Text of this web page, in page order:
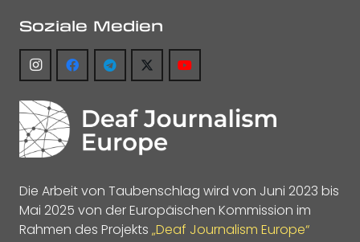
Soziale Medien
Die Arbeit von Taubenschlag wird von Juni 2023 bis
Mai 2025 von der Europäischen Kommission im
Rahmen des Projekts „Deaf Journalism Europe“